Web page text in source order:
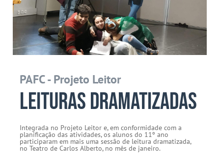
PAFC - Projeto Leitor
Leituras dramatizadas
Integrada no Projeto Leitor e, em conformidade com a
planificação das atividades, os alunos do 11º ano
participaram em mais uma sessão de leitura dramatizada,
no Teatro de Carlos Alberto, no mês de janeiro.